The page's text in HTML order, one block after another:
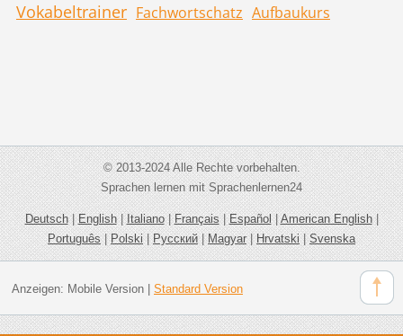
Vokabeltrainer Fachwortschatz Aufbaukurs
© 2013-2024 Alle Rechte vorbehalten.
Sprachen lernen mit Sprachenlernen24
Deutsch|English|Italiano|Français|Español|American English|
Português|Polski|Русский|Magyar|Hrvatski|Svenska
Anzeigen: Mobile Version| Standard Version